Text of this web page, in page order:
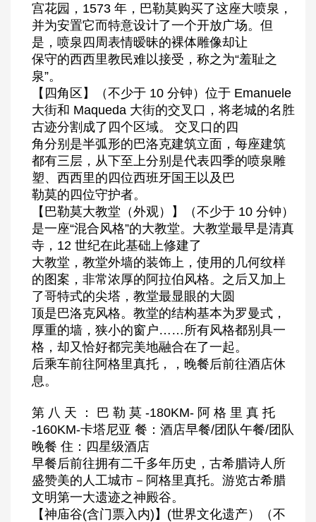
宫花园，1573 年，巴勒莫购买了这座大喷泉，
并为安置它而特意设计了一个开放广场。但
是，喷泉四周表情暧昧的裸体雕像却让
保守的西西里教民难以接受，称之为“羞耻之
泉”。
【四角区】（不少于 10 分钟）位于 Emanuele
大街和 Maqueda 大街的交叉口，将老城的名胜
古迹分割成了四个区域。 交叉口的四
角分别是半弧形的巴洛克建筑立面，每座建筑
都有三层，从下至上分别是代表四季的喷泉雕
塑、西西里的四位西班牙国王以及巴
勒莫的四位守护者。
【巴勒莫大教堂（外观）】（不少于 10 分钟）
是一座“混合风格”的大教堂。大教堂最早是清真
寺，12 世纪在此基础上修建了
大教堂，教堂外墙的装饰上，使用的几何纹样
的图案，非常浓厚的阿拉伯风格。之后又加上
了哥特式的尖塔，教堂最显眼的大圆
顶是巴洛克风格。教堂的结构基本为罗曼式，
厚重的墙，狭小的窗户……所有风格都别具一
格，却又恰好都完美地融合在了一起。
后乘车前往阿格里真托，，晚餐后前往酒店休
息。
第 八 天 ： 巴 勒 莫 -180KM- 阿 格 里 真 托
-160KM-卡塔尼亚 餐：酒店早餐/团队午餐/团队
晚餐 住：四星级酒店
早餐后前往拥有二千多年历史，古希腊诗人所
盛赞美的人工城市－阿格里真托。游览古希腊
文明第一大遗迹之神殿谷。
【神庙谷(含门票入内)】(世界文化遗产）（不